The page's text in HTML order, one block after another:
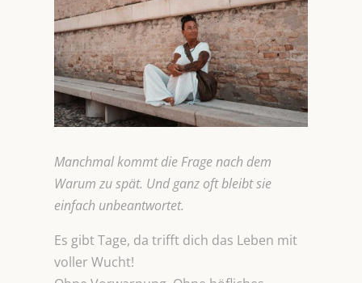
Manchmal kommt die Frage nach dem
Warum zu spät. Und ganz oft bleibt sie
einfach unbeantwortet.
Es gibt Tage, da trifft dich das Leben mit
voller Wucht!